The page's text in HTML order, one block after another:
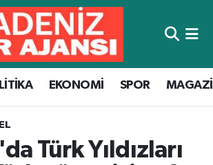
EKONOMİ SPOR
Türk Yıldızları
Durumu ve Fikstür